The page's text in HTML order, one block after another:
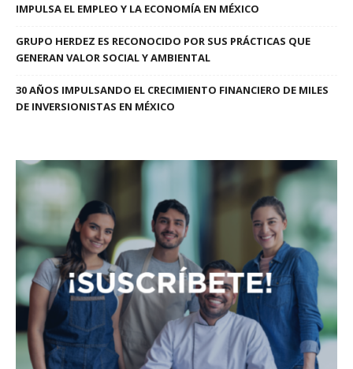
IMPULSA EL EMPLEO Y LA ECONOMÍA EN MÉXICO
GRUPO HERDEZ ES RECONOCIDO POR SUS PRÁCTICAS QUE
GENERAN VALOR SOCIAL Y AMBIENTAL
30 AÑOS IMPULSANDO EL CRECIMIENTO FINANCIERO DE MILES
DE INVERSIONISTAS EN MÉXICO